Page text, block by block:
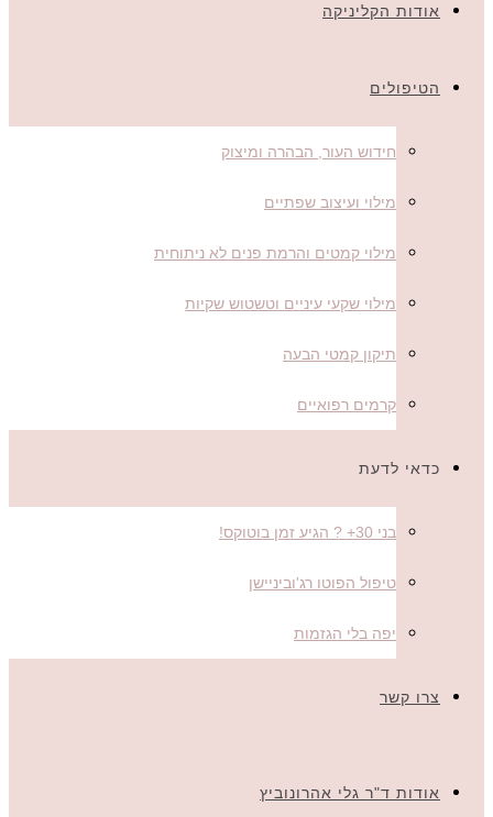
אודות הקליניקה
הטיפולים
חידוש העור, הבהרה ומיצוק
מילוי ועיצוב שפתיים
מילוי קמטים והרמת פנים לא ניתוחית
מילוי שקעי עיניים וטשטוש שקיות
תיקון קמטי הבעה
קרמים רפואיים
כדאי לדעת
בני 30+ ? הגיע זמן בוטוקס!
טיפול הפוטו רג'וביניישן
יפה בלי הגזמות
צרו קשר
אודות ד"ר גלי אהרונוביץ